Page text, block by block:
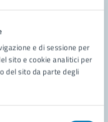
e di sessione per
sito e cookie analitici per
del sito da parte degli